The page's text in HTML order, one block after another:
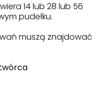
14 lub 28 lub 56
pudełku.
muszą znajdować